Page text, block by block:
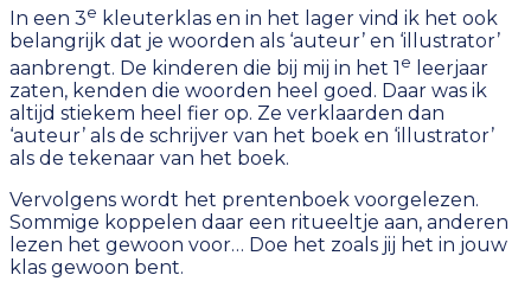
In een 3e kleuterklas en in het lager vind ik het ook
belangrijk dat je woorden als ‘auteur’ en ‘illustrator’
aanbrengt. De kinderen die bij mij in het 1 e
leerjaar
zaten, kenden die woorden heel goed. Daar was ik
altijd stiekem heel fier op. Ze verklaarden dan
‘auteur’ als de schrijver van het boek en ‘illustrator’
als de tekenaar van het boek.
Vervolgens wordt het prentenboek voorgelezen.
Sommige koppelen daar een ritueeltje aan, anderen
lezen het gewoon voor… Doe het zoals jij het in jouw
klas gewoon bent.